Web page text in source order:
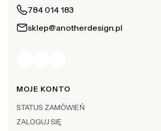
784 014 183
sklep@anotherdesign.pl
Linki w stopce
MOJE KONTO
STATUS ZAMÓWIEŃ
ZALOGUJ SIĘ